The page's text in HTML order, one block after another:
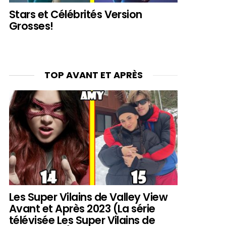
Stars et Célébrités Version
Grosses!
TOP AVANT ET APRÈS
Les Super Vilains de Valley View
Avant et Après 2023 (La série
télévisée Les Super Vilains de